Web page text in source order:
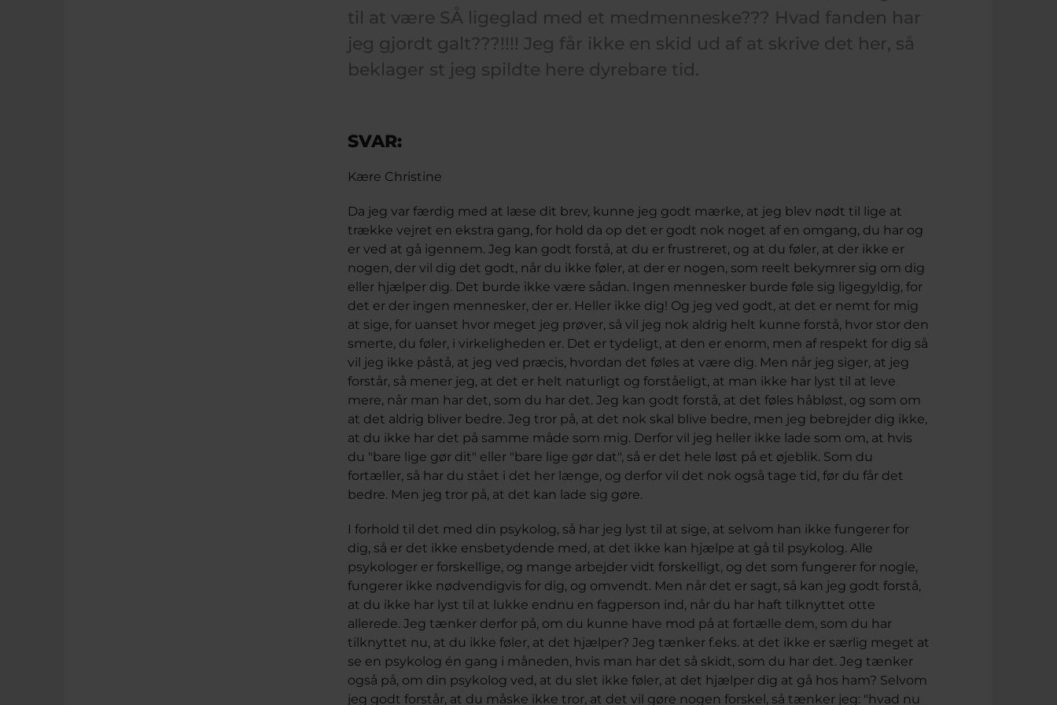
til at være SÅ ligeglad med et medmenneske??? Hvad fanden har
jeg gjordt galt???!!!! Jeg får ikke en skid ud af at skrive det her, så
beklager st jeg spildte here dyrebare tid.
SVAR:
Kære Christine
Da jeg var færdig med at læse dit brev, kunne jeg godt mærke, at jeg blev nødt til lige at
trække vejret en ekstra gang, for hold da op det er godt nok noget af en omgang, du har og
er ved at gå igennem. Jeg kan godt forstå, at du er frustreret, og at du føler, at der ikke er
nogen, der vil dig det godt, når du ikke føler, at der er nogen, som reelt bekymrer sig om dig
eller hjælper dig. Det burde ikke være sådan. Ingen mennesker burde føle sig ligegyldig, for
det er der ingen mennesker, der er. Heller ikke dig! Og jeg ved godt, at det er nemt for mig
at sige, for uanset hvor meget jeg prøver, så vil jeg nok aldrig helt kunne forstå, hvor stor den
smerte, du føler, i virkeligheden er. Det er tydeligt, at den er enorm, men af respekt for dig så
vil jeg ikke påstå, at jeg ved præcis, hvordan det føles at være dig. Men når jeg siger, at jeg
forstår, så mener jeg, at det er helt naturligt og forståeligt, at man ikke har lyst til at leve
mere, når man har det, som du har det. Jeg kan godt forstå, at det føles håbløst, og som om
at det aldrig bliver bedre. Jeg tror på, at det nok skal blive bedre, men jeg bebrejder dig ikke,
at du ikke har det på samme måde som mig. Derfor vil jeg heller ikke lade som om, at hvis
du "bare lige gør dit" eller "bare lige gør dat", så er det hele løst på et øjeblik. Som du
fortæller, så har du stået i det her længe, og derfor vil det nok også tage tid, før du får det
bedre. Men jeg tror på, at det kan lade sig gøre.
I forhold til det med din psykolog, så har jeg lyst til at sige, at selvom han ikke fungerer for
dig, så er det ikke ensbetydende med, at det ikke kan hjælpe at gå til psykolog. Alle
psykologer er forskellige, og mange arbejder vidt forskelligt, og det som fungerer for nogle,
fungerer ikke nødvendigvis for dig, og omvendt. Men når det er sagt, så kan jeg godt forstå,
at du ikke har lyst til at lukke endnu en fagperson ind, når du har haft tilknyttet otte
allerede. Jeg tænker derfor på, om du kunne have mod på at fortælle dem, som du har
tilknyttet nu, at du ikke føler, at det hjælper? Jeg tænker f.eks. at det ikke er særlig meget at
se en psykolog én gang i måneden, hvis man har det så skidt, som du har det. Jeg tænker
også på, om din psykolog ved, at du slet ikke føler, at det hjælper dig at gå hos ham? Selvom
jeg godt forstår, at du måske ikke tror, at det vil gøre nogen forskel, så tænker jeg: "hvad nu